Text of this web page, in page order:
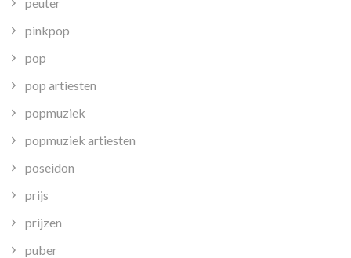
pinkpop
pop
pop artiesten
popmuziek
popmuziek artiesten
poseidon
prijs
prijzen
puber